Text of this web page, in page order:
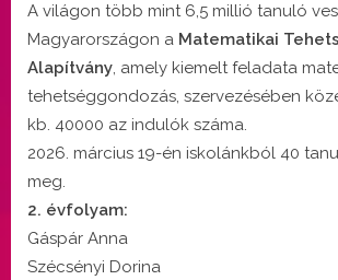
A világon több mint 6,5 millió tanuló
Magyarországon a Matematikai
Alapítvány, amely kiemelt feladata
tehetséggondozás, szervezésében
kb. 40000 az indulók száma.
2026. március 19-én iskolánkból 40
meg.
2. évfolyam:
Gáspár Anna
Szécsényi Dorina